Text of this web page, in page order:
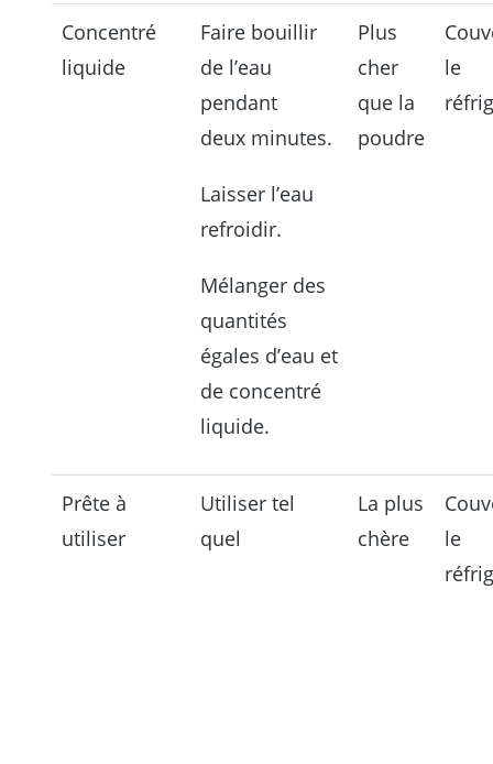
Concentré
liquide
Faire bouillir
de l’eau
pendant
deux minutes.
Laisser l’eau
refroidir.
Mélanger des
quantités
égales d’eau et
de concentré
liquide.
Plus
cher
que la
poudre
le
Prête à
utiliser
Utiliser tel
quel
La plus
chère
le